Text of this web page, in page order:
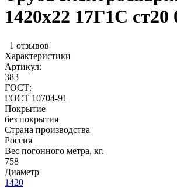
1420х22 17Г1С ст20
1 отзывов
Характеристики
Артикул:
383
ГОСТ:
ГОСТ 10704-91
Покрытие
без покрытия
Страна производства
Россия
Вес погонного метра, кг.
758
Диаметр
1420